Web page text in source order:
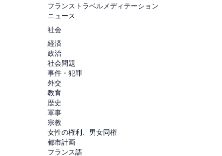
フランストラベルメディテーション
ニュース
社会
経済
政治
社会問題
事件・犯罪
外交
教育
歴史
軍事
宗教
女性の権利、男女同権
都市計画
フランス語